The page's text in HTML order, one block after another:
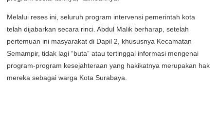
​Melalui reses ini, seluruh program intervensi pemerintah kota
telah dijabarkan secara rinci. Abdul Malik berharap, setelah
pertemuan ini masyarakat di Dapil 2, khususnya Kecamatan
Semampir, tidak lagi “buta” atau tertinggal informasi mengenai
program-program kesejahteraan yang hakikatnya merupakan hak
mereka sebagai warga Kota Surabaya.